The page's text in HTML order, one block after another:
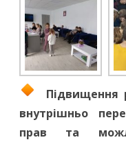
Підвищення
внутрішньо
прав та